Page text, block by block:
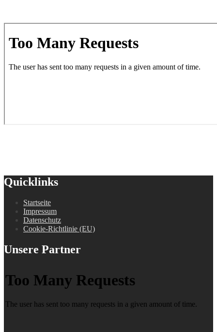
Quicklinks
Startseite
Impressum
Datenschutz
Cookie-Richtlinie (EU)
Unsere Partner